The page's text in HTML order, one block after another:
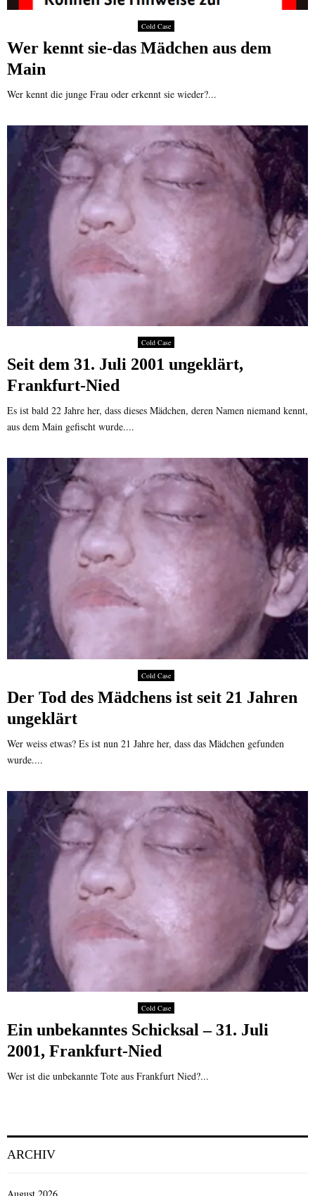
Cold Case
Wer kennt sie-das Mädchen aus dem
Main
Wer kennt die junge Frau oder erkennt sie wieder?...
Cold Case
Seit dem 31. Juli 2001 ungeklärt,
Frankfurt-Nied
Es ist bald 22 Jahre her, dass dieses Mädchen, deren Namen niemand kennt,
aus dem Main gefischt wurde....
Cold Case
Der Tod des Mädchens ist seit 21 Jahren
ungeklärt
Wer weiss etwas? Es ist nun 21 Jahre her, dass das Mädchen gefunden
wurde....
Cold Case
Ein unbekanntes Schicksal – 31. Juli
2001, Frankfurt-Nied
Wer ist die unbekannte Tote aus Frankfurt Nied?...
ARCHIV